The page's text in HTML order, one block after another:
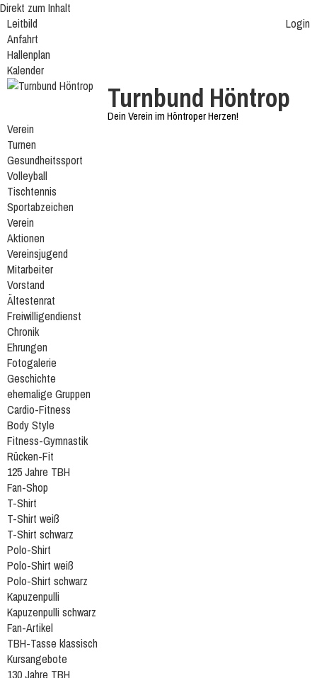
Direkt zum Inhalt
Login
Leitbild
Anfahrt
Hallenplan
Kalender
Turnbund Höntrop
Dein Verein im Höntroper Herzen!
Verein
Turnen
Gesundheitssport
Volleyball
Tischtennis
Sportabzeichen
Verein
Aktionen
Vereinsjugend
Mitarbeiter
Vorstand
Ältestenrat
Freiwilligendienst
Chronik
Ehrungen
Fotogalerie
Geschichte
ehemalige Gruppen
Cardio-Fitness
Body Style
Fitness-Gymnastik
Rücken-Fit
125 Jahre TBH
Fan-Shop
T-Shirt
T-Shirt weiß
T-Shirt schwarz
Polo-Shirt
Polo-Shirt weiß
Polo-Shirt schwarz
Kapuzenpulli
Kapuzenpulli schwarz
Fan-Artikel
TBH-Tasse klassisch
Kursangebote
130 Jahre TBH